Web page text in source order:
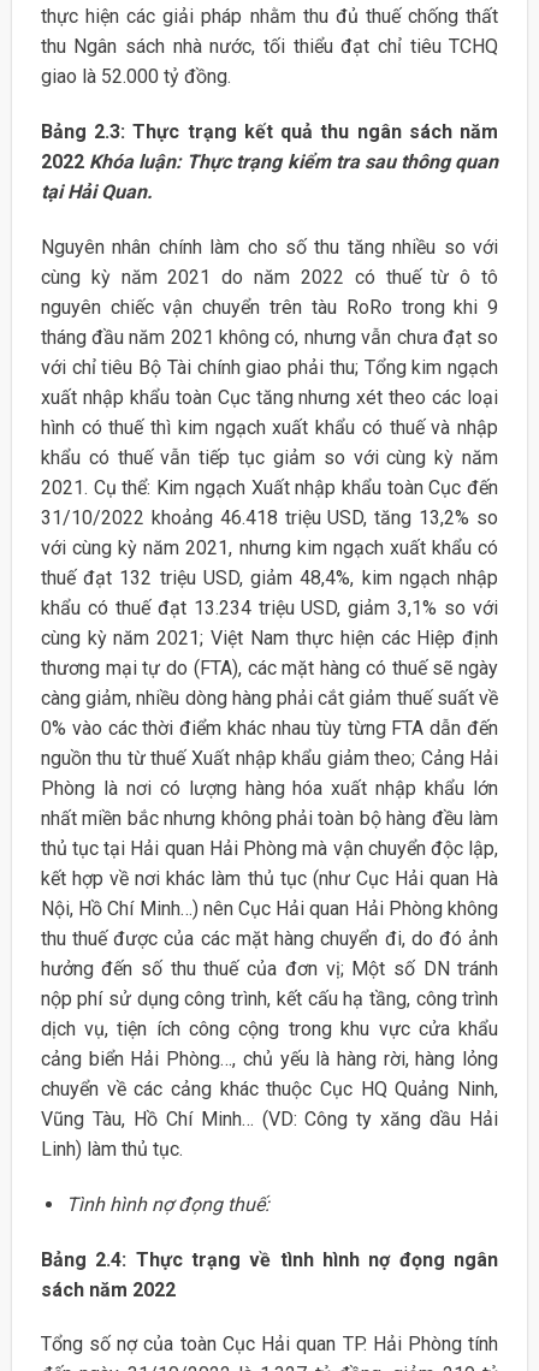
thực hiện các giải pháp nhằm thu đủ thuế chống thất
thu Ngân sách nhà nước, tối thiểu đạt chỉ tiêu TCHQ
giao là 52.000 tỷ đồng.
Bảng 2.3: Thực trạng kết quả thu ngân sách năm
2022 Khóa luận: Thực trạng kiểm tra sau thông quan
tại Hải Quan.
Nguyên nhân chính làm cho số thu tăng nhiều so với
cùng kỳ năm 2021 do năm 2022 có thuế từ ô tô
nguyên chiếc vận chuyển trên tàu RoRo trong khi 9
tháng đầu năm 2021 không có, nhưng vẫn chưa đạt so
với chỉ tiêu Bộ Tài chính giao phải thu; Tổng kim ngạch
xuất nhập khẩu toàn Cục tăng nhưng xét theo các loại
hình có thuế thì kim ngạch xuất khẩu có thuế và nhập
khẩu có thuế vẫn tiếp tục giảm so với cùng kỳ năm
2021. Cụ thể: Kim ngạch Xuất nhập khẩu toàn Cục đến
31/10/2022 khoảng 46.418 triệu USD, tăng 13,2% so
với cùng kỳ năm 2021, nhưng kim ngạch xuất khẩu có
thuế đạt 132 triệu USD, giảm 48,4%, kim ngạch nhập
khẩu có thuế đạt 13.234 triệu USD, giảm 3,1% so với
cùng kỳ năm 2021; Việt Nam thực hiện các Hiệp định
thương mại tự do (FTA), các mặt hàng có thuế sẽ ngày
càng giảm, nhiều dòng hàng phải cắt giảm thuế suất về
0% vào các thời điểm khác nhau tùy từng FTA dẫn đến
nguồn thu từ thuế Xuất nhập khẩu giảm theo; Cảng Hải
Phòng là nơi có lượng hàng hóa xuất nhập khẩu lớn
nhất miền bắc nhưng không phải toàn bộ hàng đều làm
thủ tục tại Hải quan Hải Phòng mà vận chuyển độc lập,
kết hợp về nơi khác làm thủ tục (như Cục Hải quan Hà
Nội, Hồ Chí Minh…) nên Cục Hải quan Hải Phòng không
thu thuế được của các mặt hàng chuyển đi, do đó ảnh
hưởng đến số thu thuế của đơn vị; Một số DN tránh
nộp phí sử dụng công trình, kết cấu hạ tầng, công trình
dịch vụ, tiện ích công cộng trong khu vực cửa khẩu
cảng biển Hải Phòng…, chủ yếu là hàng rời, hàng lỏng
chuyển về các cảng khác thuộc Cục HQ Quảng Ninh,
Vũng Tàu, Hồ Chí Minh… (VD: Công ty xăng dầu Hải
Linh) làm thủ tục.
Tình hình nợ đọng thuế:
Bảng 2.4: Thực trạng về tình hình nợ đọng ngân
sách năm 2022
Tổng số nợ của toàn Cục Hải quan TP. Hải Phòng tính